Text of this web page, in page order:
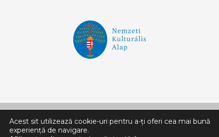
Acest sit utilizează cookie-uri pentru a-ți oferi cea mai bună
experiență de navigare.